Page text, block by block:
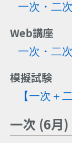
一次・二
Web講座
一次・二
模擬試験
【一次＋
一次 (6月)